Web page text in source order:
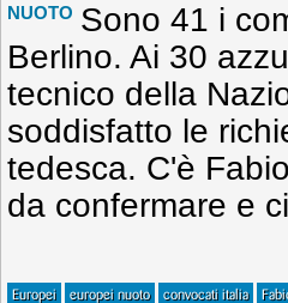
NUOTO Sono 41 i
Berlino. Ai 30
tecnico della
soddisfatto le
tedesca. C'è
da confermare e
Europei europei nuoto convocati italia